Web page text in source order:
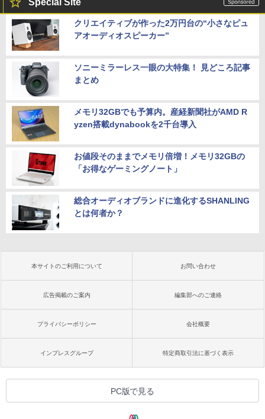
Special Site
クリエイティブが作った2万円台の“小さなピュ
アオーディオスピーカー”
ソニーミラーレス一眼の大特集！ 見どころ記事
まとめ
メモリ32GBでも予算内。産経新聞社がAMD R
yzen搭載dynabookを2千台導入
お値段そのままでメモリ倍増！メモリ32GBの
「お得なゲーミングノート」
総合オーディオブランドに進化するSHANLING
とは何者か？
本サイトのご利用について お問い合わせ
広告掲載のご案内 編集部へのご連絡
プライバシーポリシー 会社概要
インプレスグループ 特定商取引法に基づく表示
PC版で見る